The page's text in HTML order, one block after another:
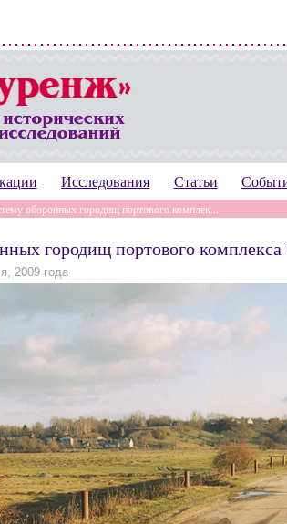
Исследования Статьи
оборонных городищ портового комплек...
городищ портового
2009 года